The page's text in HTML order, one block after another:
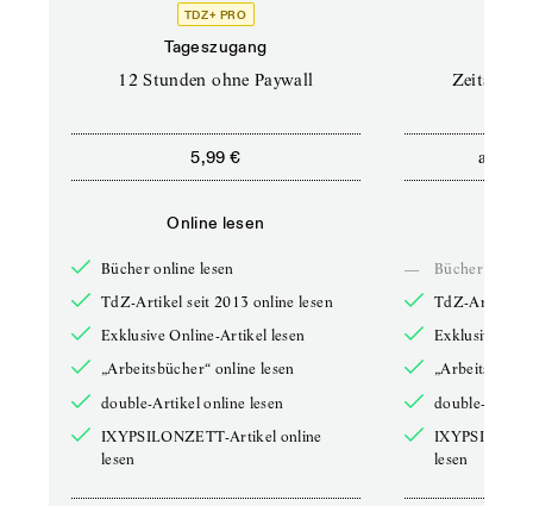
TDZ+ PRO
Tageszugang
12 Stunden ohne Paywall
5,99 €
Online lesen
Bücher online lesen
TdZ-Artikel seit 2013 online lesen
Exklusive Online-Artikel lesen
„Arbeitsbücher“ online lesen
double-Artikel online lesen
IXYPSILONZETT-Artikel online
lesen
ab
—
Bücher online
TdZ-Artikel
Exklusive
double-
lesen